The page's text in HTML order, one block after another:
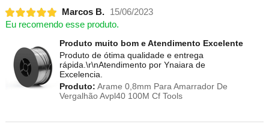
Marcos B.
15/06/2023
Eu recomendo esse produto.
Produto muito bom e Atendimento Excelente
Produto de ótima qualidade e entrega
rápida.\r\nAtendimento por Ynaiara de
Excelencia.
Produto: Arame 0,8mm Para Amarrador De
Vergalhão Avpl40 100M Cf Tools